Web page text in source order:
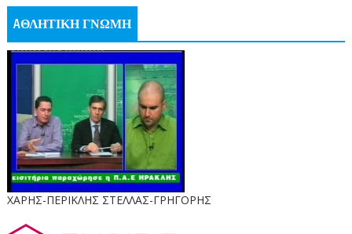
AΘΛΗΤΙΚΗ ΓΝΩΜΗ
ΧΑΡΗΣ-ΠΕΡΙΚΛΗΣ ΣΤΕΛΛΑΣ-ΓΡΗΓΟΡΗΣ